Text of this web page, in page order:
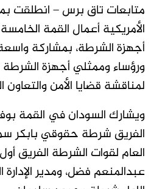
متابعات تاق برس – انطلقت
الأمريكية أعمال القمة
أجهزة الشرطة، بمشاركة
ورؤساء وممثلي أجهزة
لمناقشة قضايا الأمن
ويشارك السودان في القمة
الفريق شرطة حقوقي بابكر
العام لقوات الشرطة الفريق
عبدالمنعم فضل، ومدير الإدارة